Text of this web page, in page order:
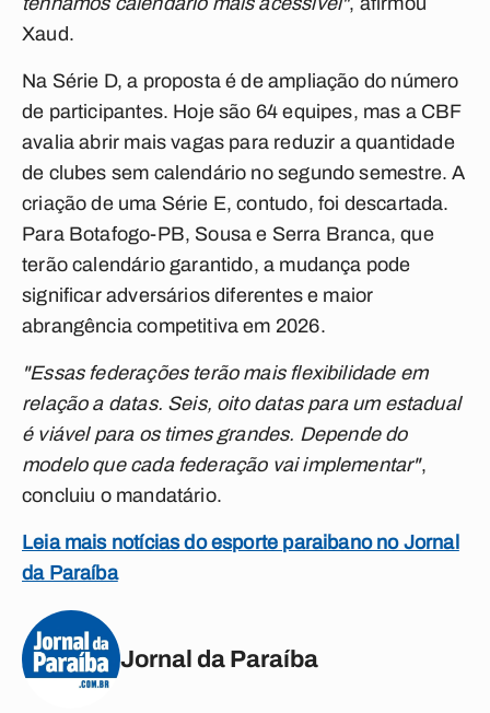
Xaud.
Na Série D, a proposta é de ampliação do número
de participantes. Hoje são 64 equipes, mas a CBF
avalia abrir mais vagas para reduzir a quantidade
de clubes sem calendário no segundo semestre. A
criação de uma Série E, contudo, foi descartada.
Para Botafogo-PB, Sousa e Serra Branca, que
terão calendário garantido, a mudança pode
significar adversários diferentes e maior
abrangência competitiva em 2026.
"Essas federações terão mais flexibilidade em
relação a datas. Seis, oito datas para um estadual
é viável para os times grandes. Depende do
modelo que cada federação vai implementar",
concluiu o mandatário.
Leia mais notícias do esporte paraibano no Jornal
da Paraíba
Jornal da Paraíba